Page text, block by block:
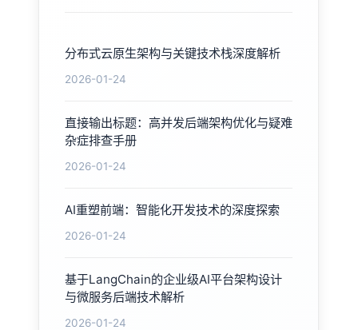
分布式云原生架构与关键技术栈深度解析
2026-01-24
直接输出标题：高并发后端架构优化与疑难
杂症排查手册
2026-01-24
AI重塑前端：智能化开发技术的深度探索
2026-01-24
基于LangChain的企业级AI平台架构设计
与微服务后端技术解析
2026-01-24